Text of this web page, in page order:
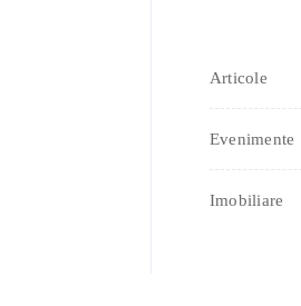
Articole
Evenimente
Imobiliare